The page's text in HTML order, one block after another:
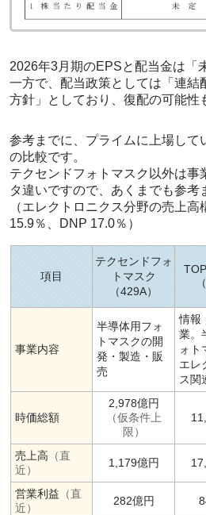
2026年3月期のEPSと配当金は「
一方で、配当政策としては「連結
方針」としており、復配の可能性
参考までに、プライムに上場して
の比較です。
テクセンドフォトマスク以外は事
タ違いですので、あくまでも参考
（エレクトロニクス分野の売上高
15.9％、DNP 17.0％）
項目
テクセンドフォ
トマスク
（429A）
事業内容
半導体用フォ
トマスクの開
発・製造・販
売
情報
業。
ォト
エレ
ス関
時価総額
2,978億円
（仮条件上
限）
売上高 （直
近）
1,179億円
営業利益 （直
近）
282億円